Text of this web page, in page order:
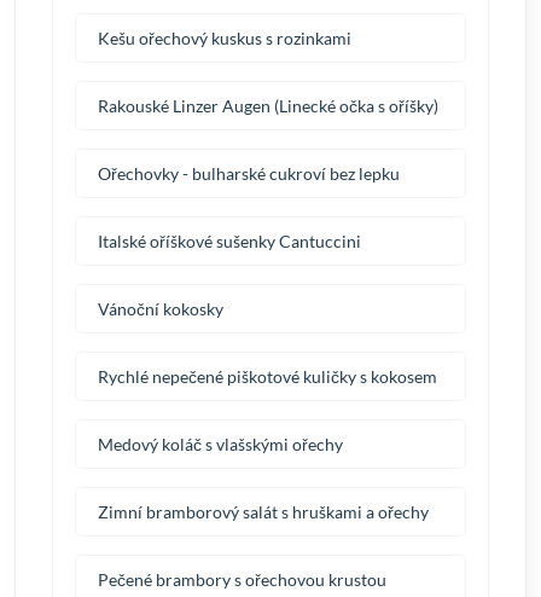
Kešu ořechový kuskus s rozinkami
Rakouské Linzer Augen (Linecké očka s oříšky)
Ořechovky - bulharské cukroví bez lepku
Italské oříškové sušenky Cantuccini
Vánoční kokosky
Rychlé nepečené piškotové kuličky s kokosem
Medový koláč s vlašskými ořechy
Zimní bramborový salát s hruškami a ořechy
Pečené brambory s ořechovou krustou